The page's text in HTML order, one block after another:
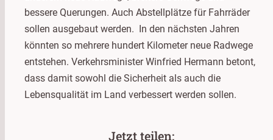
bessere Querungen. Auch Abstellplätze für Fahrräder
sollen ausgebaut werden. In den nächsten Jahren
könnten so mehrere hundert Kilometer neue Radwege
entstehen. Verkehrsminister Winfried Hermann betont,
dass damit sowohl die Sicherheit als auch die
Lebensqualität im Land verbessert werden sollen.